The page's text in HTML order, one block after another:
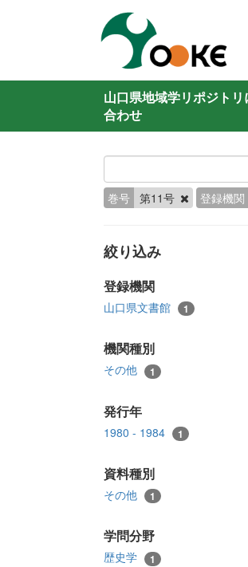
山口県地域学リポジトリ
合わせ
巻号 第11号 登録機関
絞り込み
登録機関
山口県文書館 1
機関種別
その他 1
発行年
1980 - 1984 1
資料種別
その他 1
学問分野
歴史学 1